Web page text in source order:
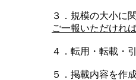
３．規模の大小に
ご一報いただけれ
４．転用・転載・
５．掲載内容を作